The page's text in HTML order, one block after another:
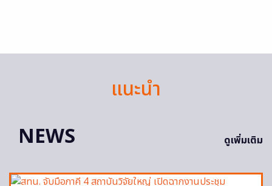
แนะนำ
NEWS
ดูเพิ่มเติม